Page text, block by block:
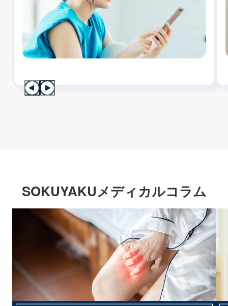
SOKUYAKUメディカルコラム